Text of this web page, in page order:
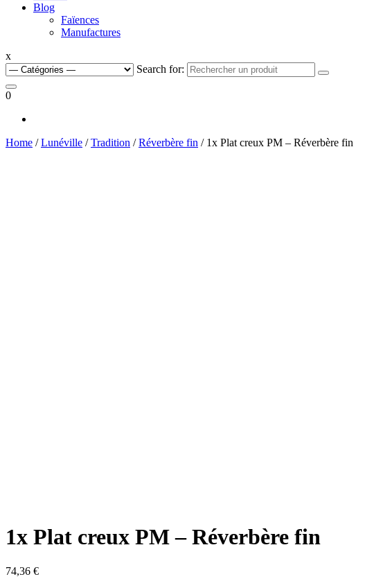
Blog
Faïences
Manufactures
x
Search for:
0
Home /Lunéville /Tradition /Réverbère fin / 1x Plat creux PM – Réverbère fin
1x Plat creux PM – Réverbère fin
74,36 €